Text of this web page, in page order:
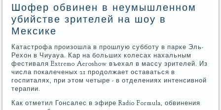
Шофер обвинен в неумышленном
убийстве зрителей на шоу в
Мексике
Катастрофа произошла в прошлую субботу в парке Эль-
Рехон в Чиуауа. Кар на больших колесах нахальным
фестиваля Extremo Aeroshow въехал в массу зрителей. Из
числа покалеченых 21 продолжает оставаться в
госпиталях, при этом четыре - в отделениях интенсивной
терапии.
Как отметил Гонсалес в эфире Radio Formula, обвинения